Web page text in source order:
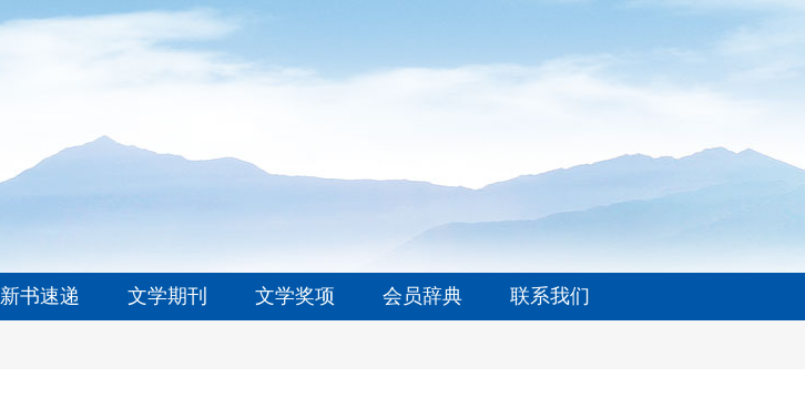
新书速递 文学期刊 文学奖项 会员辞典 联系我们